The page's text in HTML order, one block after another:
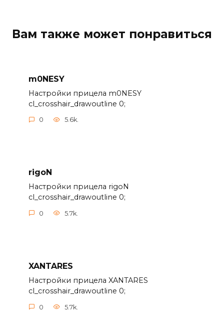
Вам также может понравиться
m0NESY
Настройки прицела m0NESY
cl_crosshair_drawoutline 0;
0 5.6k.
rigoN
Настройки прицела rigoN
cl_crosshair_drawoutline 0;
0 5.7k.
XANTARES
Настройки прицела XANTARES
cl_crosshair_drawoutline 0;
0 5.7k.